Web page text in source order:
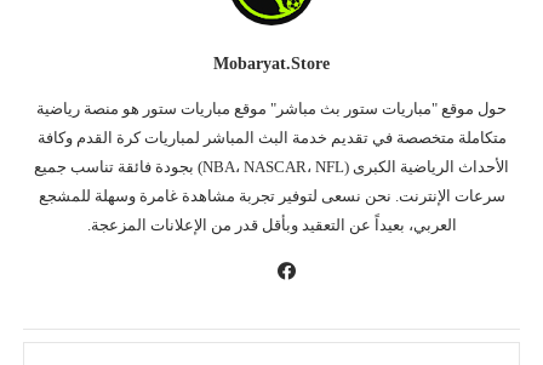
Mobaryat.store
حول موقع "مباريات ستور بث مباشر" موقع مباريات ستور هو منصة رياضية
متكاملة متخصصة في تقديم خدمة البث المباشر لمباريات كرة القدم وكافة
الأحداث الرياضية الكبرى (NBA، NASCAR، NFL) بجودة فائقة تناسب جميع
سرعات الإنترنت. نحن نسعى لتوفير تجربة مشاهدة غامرة وسهلة للمشجع
العربي، بعيداً عن التعقيد وبأقل قدر من الإعلانات المزعجة.